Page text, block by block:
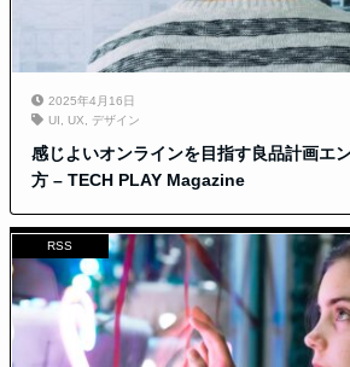
2025年4月16日
UI
UX デザイン
感じよいオンラインを目指す良品計画エ
方 – TECH PLAY Magazine
RSS